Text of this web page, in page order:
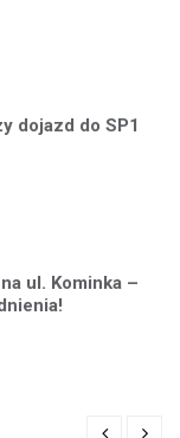
dojazd do SP1
ul. Kominka –